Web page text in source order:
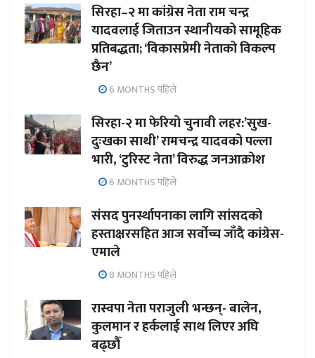
सिरहा–२ मा कांग्रेस नेता राम चन्द्र
यादवलाई जिताउन स्थानीयको सामूहिक
प्रतिबद्धता; ‘विकासप्रेमी नेताको विकल्प
छैन’
6 MONTHS पहिले
सिरहा-२ मा फेरियो चुनावी लहर:’सुख-
दुःखका साथी’ रामचन्द्र यादवको पल्ला
भारी, ‘टुरिस्ट नेता’ विरुद्ध जनआक्रोश
6 MONTHS पहिले
संसद पुनर्स्थापनाका लागि सांसदको
हस्ताक्षरसहित आज सर्वोच्च जाँदै कांग्रेस-
एमाले
8 MONTHS पहिले
रास्वपा नेता पराजुली भन्छन्- बालेन,
कुलमान र हर्कलाई साथ लिएर अघि
बढ्छौँ